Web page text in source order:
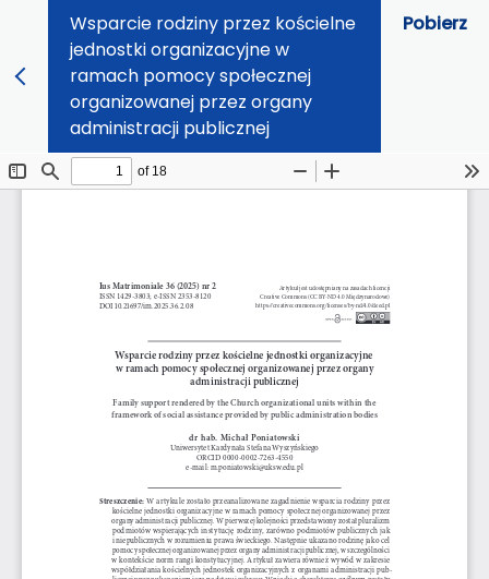
Wsparcie rodziny przez kościelne
jednostki organizacyjne w
ramach pomocy społecznej
organizowanej przez organy
administracji publicznej
Pobierz